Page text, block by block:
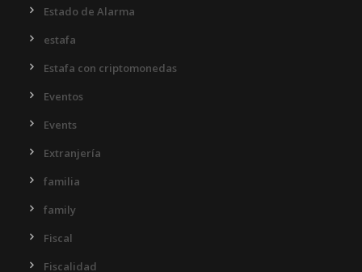
Estado de Alarma
estafa
Estafa con criptomonedas
Eventos
Events
Extranjería
familia
family
Fiscal
Fiscalidad